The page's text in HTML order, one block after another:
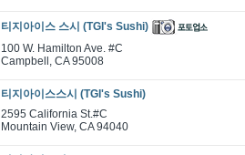
티지아이스 스시 (TGI's Sushi)
100 W. Hamilton Ave. #C
Campbell, CA 95008
티지아이스스시 (TGI's Sushi)
2595 California St.#C
Mountain View, CA 94040